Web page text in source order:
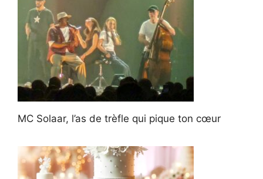
MC Solaar, l’as de trèfle qui pique ton cœur